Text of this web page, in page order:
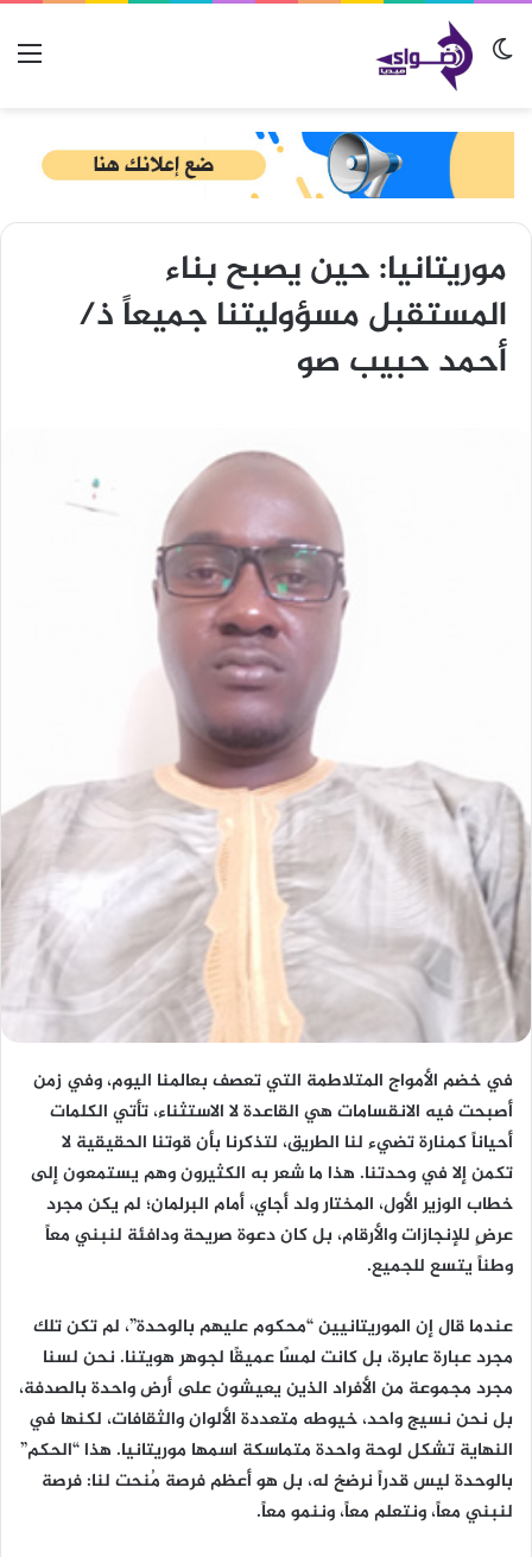
الوضع المظلم
موريتانيا: حين يصبح بناء
المستقبل مسؤوليتنا جميعاً ذ/
أحمد حبيب صو
في خضم الأمواج المتلاطمة التي تعصف بعالمنا اليوم، وفي زمن
أصبحت فيه الانقسامات هي القاعدة لا الاستثناء، تأتي الكلمات
أحياناً كمنارة تضيء لنا الطريق، لتذكرنا بأن قوتنا الحقيقية لا
تكمن إلا في وحدتنا. هذا ما شعر به الكثيرون وهم يستمعون إلى
خطاب الوزير الأول، المختار ولد أجاي، أمام البرلمان؛ لم يكن مجرد
عرضٍ للإنجازات والأرقام، بل كان دعوة صريحة ودافئة لنبني معاً
وطناً يتسع للجميع.
عندما قال إن الموريتانيين “محكوم عليهم بالوحدة”، لم تكن تلك
مجرد عبارة عابرة، بل كانت لمسًا عميقًا لجوهر هويتنا. نحن لسنا
مجرد مجموعة من الأفراد الذين يعيشون على أرض واحدة بالصدفة،
بل نحن نسيج واحد، خيوطه متعددة الألوان والثقافات، لكنها في
النهاية تشكل لوحة واحدة متماسكة اسمها موريتانيا. هذا “الحكم”
بالوحدة ليس قدراً نرضخ له، بل هو أعظم فرصة مُنحت لنا: فرصة
لنبني معاً، ونتعلم معاً، وننمو معاً.